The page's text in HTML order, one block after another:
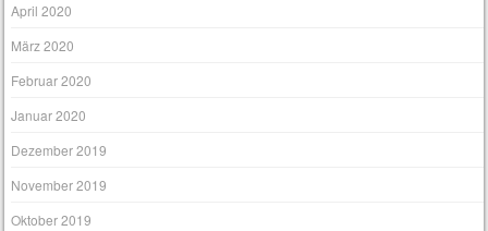
April 2020
März 2020
Februar 2020
Januar 2020
Dezember 2019
November 2019
Oktober 2019